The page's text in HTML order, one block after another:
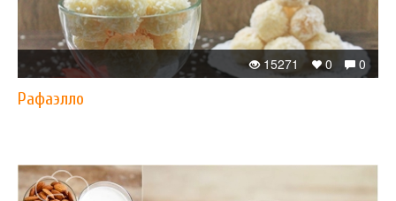
0
0
15271
Рафаэлло